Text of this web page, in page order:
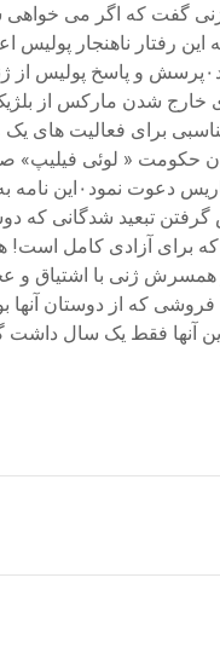
بازداشت ژنی و دوستشان را صادر نمود۰ژنی را به ساختمان شهرداری
برای فعالیت های یک
«فردنیاند فلاکن » یکی از
تبعید شدگانی که
که برای آزادی کامل
همسرش ژنی با اشتیاق و
که از دوستان آنها بود
فقط یک سال داشت